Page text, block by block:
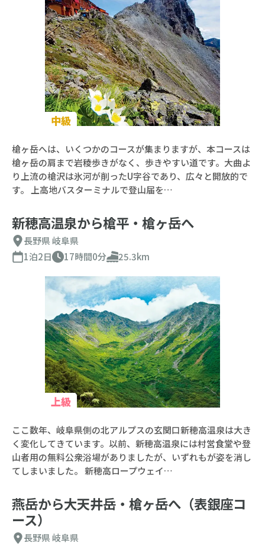
中級
槍ヶ岳へは、いくつかのコースが集まりますが、本コースは
槍ヶ岳の肩まで岩稜歩きがなく、歩きやすい道です。大曲よ
り上流の槍沢は氷河が削ったU字谷であり、広々と開放的で
す。 上高地バスターミナルで登山届を…
新穂高温泉から槍平・槍ヶ岳へ
長野県岐阜県
1泊2日
17時間0分 25.3km
上級
ここ数年、岐阜県側の北アルプスの玄関口新穂高温泉は大き
く変化してきています。以前、新穂高温泉には村営食堂や登
山者用の無料公衆浴場がありましたが、いずれもが姿を消し
てしまいました。 新穂高ロープウェイ…
燕岳から大天井岳・槍ヶ岳へ（表銀座コ
ース）
長野県岐阜県